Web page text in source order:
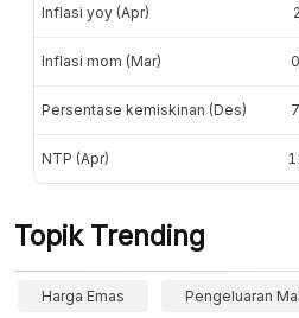
Inflasi yoy (Apr)
Inflasi mom (Mar)
Persentase kemiskinan (Des)
NTP (Apr)
Topik Trending
Harga Emas Pengeluaran